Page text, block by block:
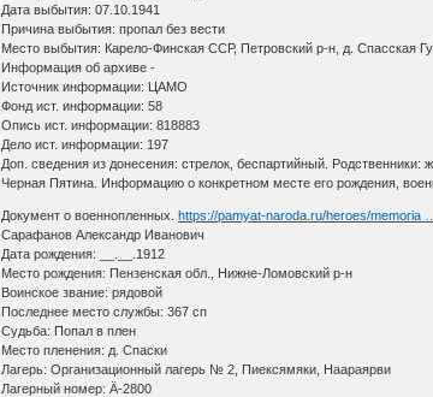
Дата выбытия: 07.10.1941
Причина выбытия: пропал без вести
Место выбытия: Карело-Финская ССР, Петровский р-н, д. Спасская
Информация об архиве -
Источник информации: ЦАМО
Фонд ист. информации: 58
Опись ист. информации: 818883
Дело ист. информации: 197
Доп. сведения из донесения: стрелок, беспартийный.
Черная Пятина. Информацию о конкретном месте его рождения,
Документ о военнопленных.https://pamyat-naroda.ru/heroes/memoria
Сарафанов Александр Иванович
Дата рождения: __.__.1912
Место рождения: Пензенская обл., Нижне-Ломовский р-н
Воинское звание: рядовой
Последнее место службы: 367 сп
Судьба: Попал в плен
Место пленения: д. Спаски
Лагерь: Организационный лагерь № 2, Пиексямяки, Наараярви
Лагерный номер: Ä-2800